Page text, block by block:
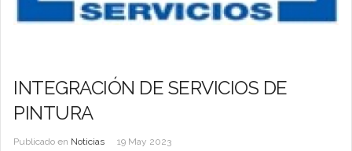
INTEGRACIÓN DE SERVICIOS DE
PINTURA
Publicado en Noticias 19 May 2023